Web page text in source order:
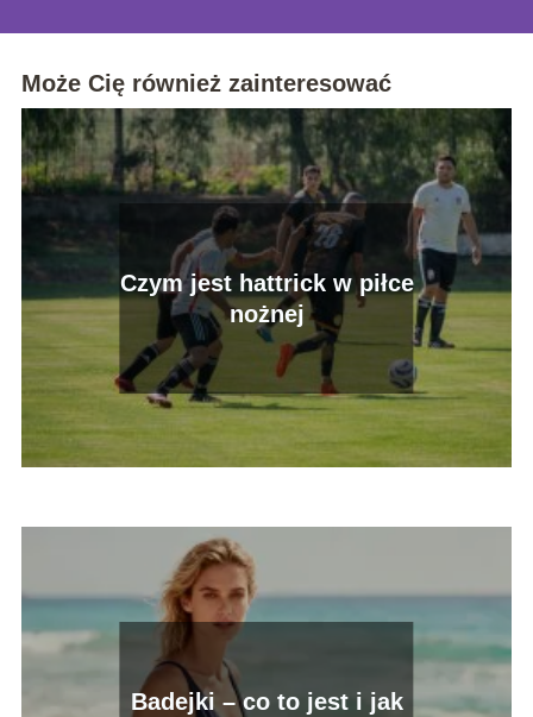
Może Cię również zainteresować
Czym jest hattrick w piłce
nożnej
Badejki – co to jest i jak